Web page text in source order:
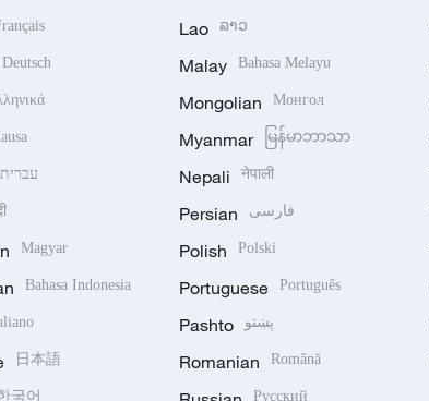
Deutsch
עברית
Magyar
Bahasa Indonesia
日本語
국어
Lao ລາວ
Malay Bahasa Melayu
Mongolian Монгол
Myanmar မြန်မာဘာသာ
Nepali नेपाली
Persian فارسی
Polish Polski
Portuguese Português
Pashto پښتو
Romanian Română
Русский